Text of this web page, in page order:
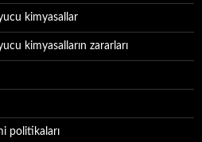
kimyasallar
kimyasalların zararları
politikaları